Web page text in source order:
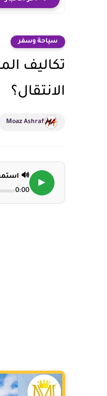
سياحة وسفر
الانتقال؟
Moaz Ashraf
▶
🔊
0:00